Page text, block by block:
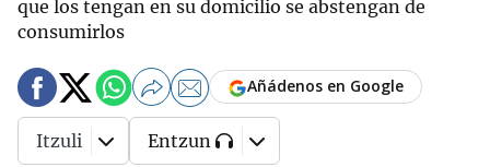
que los tengan en su domicilio se abstengan de
consumirlos
Añádenos en Google
Itzuli Entzun